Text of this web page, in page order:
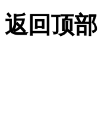
返回顶部